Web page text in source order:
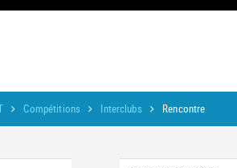
Compétitions Interclubs Rencontre